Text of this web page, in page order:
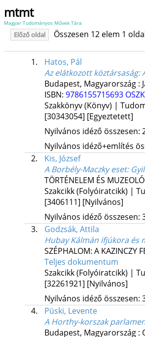
mtmt
Magyar Tudományos Művek Tára
Előző oldal Összesen 12 elem 1
1.
Hatos, Pál
Az elátkozott köztársaság:
Budapest, Magyarország :
ISBN: 9786155715693 OSZK
Szakkönyv (Könyv) |
[30343054] [Egyeztetett]
Nyilvános idéző összesen:
Nyilvános idéző+említés
2.
Kis, József
A Borbély-Maczky eset:
TÖRTÉNELEM ÉS
Szakcikk (Folyóiratcikk) |
[3406111] [Nyilvános]
Nyilvános idéző összesen:
3.
Godzsák, Attila
Hubay Kálmán ifjúkora és
SZÉPHALOM: A KAZINCZY
Teljes dokumentum
Szakcikk (Folyóiratcikk) |
[32261921] [Nyilvános]
Nyilvános idéző összesen:
4.
Püski, Levente
A Horthy-korszak
Budapest, Magyarország :